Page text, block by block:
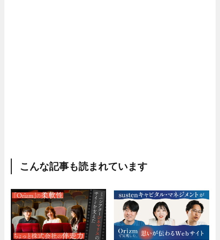
こんな記事も読まれています